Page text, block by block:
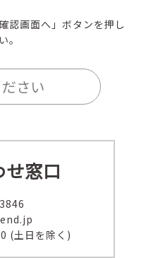
ページや電子メール
面」という)に記載され
用目的
介業における求職者
メディア事業(シカク
者情報
公開、配布物の送付、
認画面へ」ボタンを押し
。
せ窓口
(土日を除く)